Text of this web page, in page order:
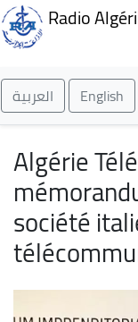
Radio
العربية English
Algérie
société